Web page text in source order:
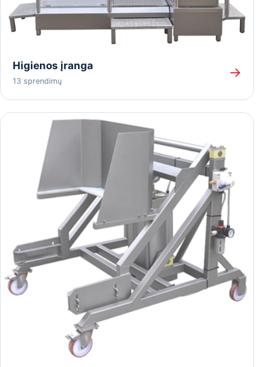
Higienos įranga
13 sprendimų
→